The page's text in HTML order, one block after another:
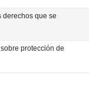
derechos que se
protección de